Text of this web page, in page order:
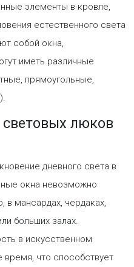
элементы в кровле,
естественного света
собой окна,
иметь различные
прямоугольные,
люков
дневного света в
окна невозможно
в мансардах, чердаках,
больших залах.
в искусственном
что способствует